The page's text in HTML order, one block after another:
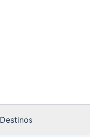
Destinos